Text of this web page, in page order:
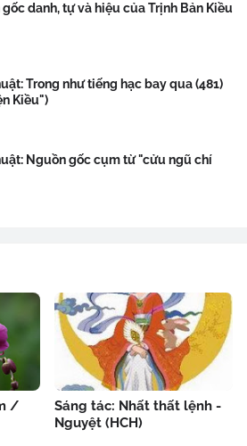
gốc danh, tự và hiệu của Trịnh Bản Kiều
Trong như tiếng hạc bay qua (481)
Kiều")
Nguồn gốc cụm từ "cửu ngũ chí
/
Sáng tác: Nhất thất lệnh -
Nguyệt (HCH)